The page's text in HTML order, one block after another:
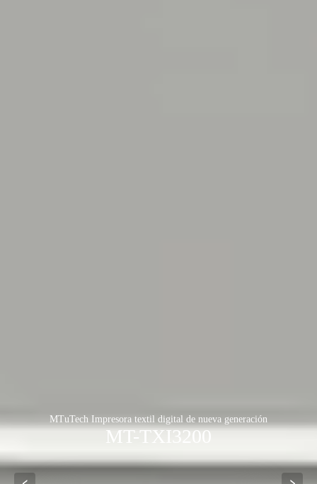
MTuTech Impresora textil digital de nueva generación
MT-TXI3200